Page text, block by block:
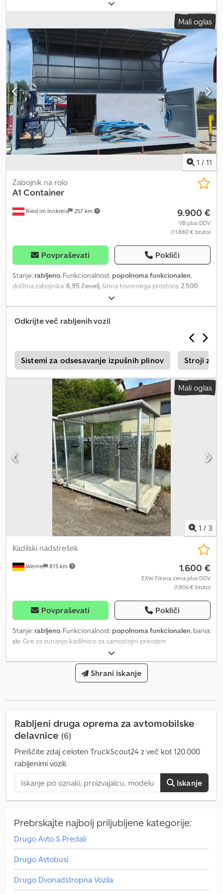
voltni elektromotor je delujoč. Dcsdpfszti Uzsx Ahujk Prosimo, ne
pošiljajte povpraševanj po e-pošti! Za vprašanja smo vam na voljo
po telefonu. Ogled in prevzem sta možna le po predhodnem
telefonskem dogovoru! Spremembe, vmesna prodaja ter napake
pridržane.
Mali oglas
1 / 11
Ried im Innkreis 257 km
Zabojnik na rolo
A1 Container
9.900 €
VB plus DDV
(11.880 € bruto)
Povpraševati Pokliči
Stanje: rabljeno, Funkcionalnost: popolnoma funkcionalen,
dolžina zabojnika:6,95 čevelj, širina tovornega prostora:2.500
, višina nakladalnega prostora:
vozil Dcsdpox Hg E Hofx Ahusk
Odkrijte več rabljenih vozil
Sistemi za odsesavanje izpušnih plinov Stroji za
Mali oglas
1 / 3
Werne 815 km
Kadilski nadstrešek
1.600 €
EXW Fiksna cena plus DDV
(1.904 € bruto)
Povpraševati Pokliči
Stanje: rabljeno, Funkcionalnost: popolnoma funkcionalen, barva:
siv, Gre za zunanjo kadilnico za samostojni prevzem.
Dcedpfxjzhupgo Ahujk Mere so naslednje: Talna plošča (D x Š x V):
1500 x 3000 x 150 mm Kabina (D x Š x V): 1370 x 2560 x 2230 mm
Shrani iskanje
Rabljeni druga oprema za avtomobilske
delavnice (6)
Preiščite zdaj celoten TruckScout24 z več kot 120.000
rabljenimi vozili.
Iskanje
Prebrskajte najbolj priljubljene kategorije:
Drugo Avto S Predali
Drugo Avtobusi
Drugo Dvonadstropna Vozila